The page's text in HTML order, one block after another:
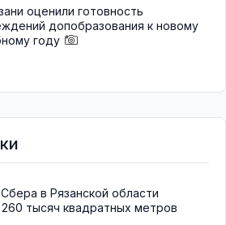
оценили готовность
допобразования к новому
году
в Рязанской области
тысяч квадратных метров